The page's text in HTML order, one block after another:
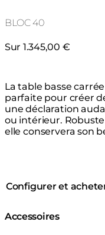
BLOC 40
Sur 1.345,00 €
La table basse
parfaite pour créer
une déclaration
ou intérieur.
elle conservera son
Configurer et
Accessoires